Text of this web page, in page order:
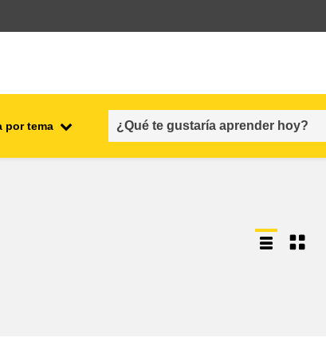
por tema
cadena y seguridad alimenticias